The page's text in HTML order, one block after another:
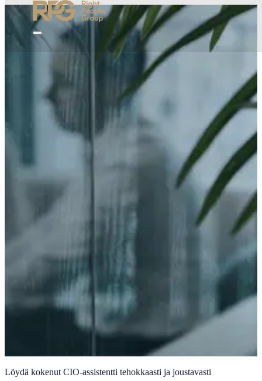
CIO-tuki ja IT-strategian toteutus
Löydä kokenut CIO-assistentti tehokkaasti ja joustavasti